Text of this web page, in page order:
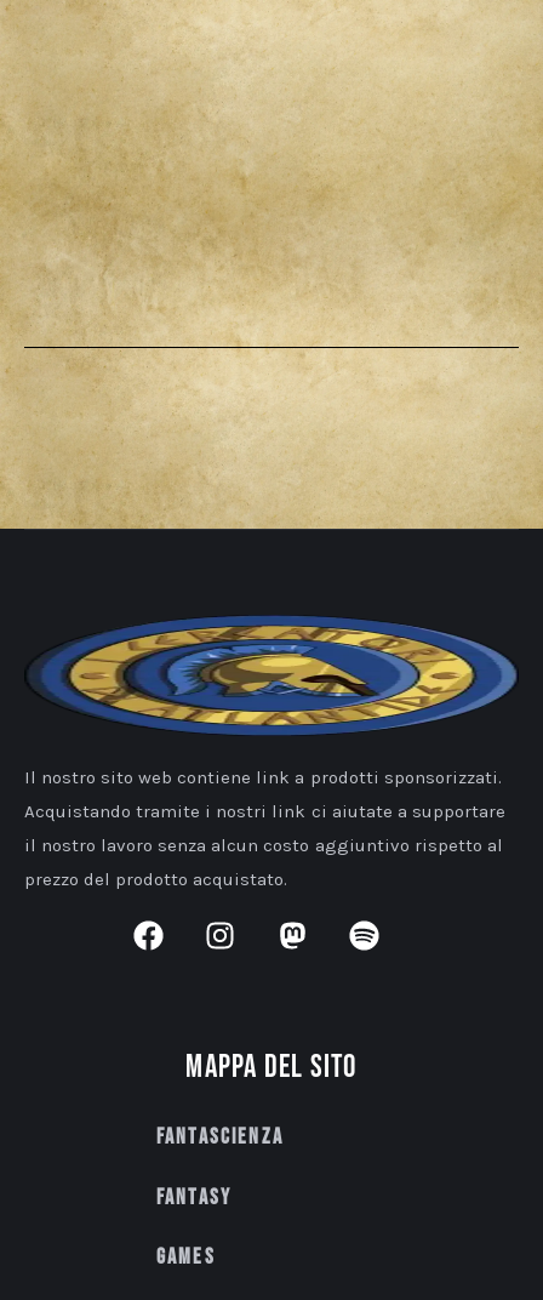
Il nostro sito web contiene link a prodotti sponsorizzati.
Acquistando tramite i nostri link ci aiutate a supportare
il nostro lavoro senza alcun costo aggiuntivo rispetto al
prezzo del prodotto acquistato.
Mappa del sito
Fantascienza
Fantasy
Games